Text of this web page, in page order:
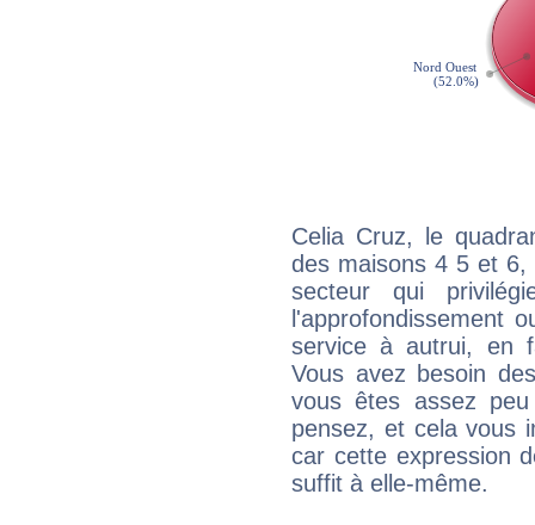
Celia Cruz, le
des maisons 4 5 et
secteur qui
l'approfondissement
service à autrui, en
Vous avez besoin
vous êtes assez
pensez, et cela vous
car cette expression
suffit à elle-même.